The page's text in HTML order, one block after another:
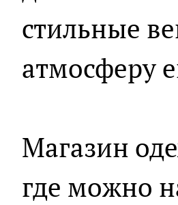
стильные
атмосферу
Магазин
где можно